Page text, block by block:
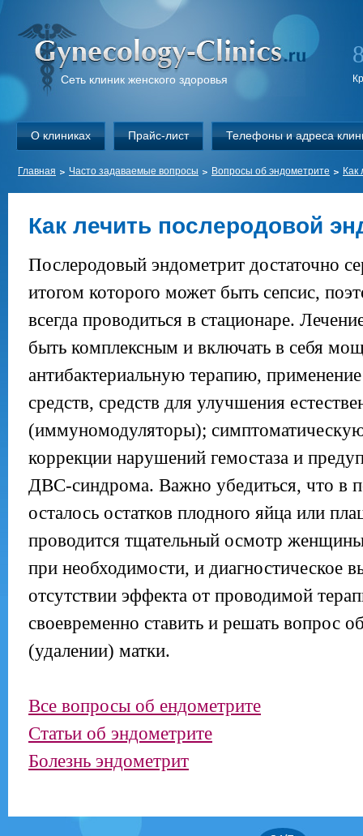
Сеть клиник женского здоровья
О клиниках Прайс-лист Телефоны и адреса
Главная Часто задаваемые вопросы Вопросы об эндометрите Как
Как лечить послеродовой
Послеродовый эндометрит достаточно
итогом которого может быть сепсис,
всегда проводиться в стационаре.
быть комплексным и включать в себя
антибактериальную терапию,
средств, средств для улучшения
(иммуномодуляторы);
коррекции нарушений гемостаза и
ДВС-синдрома. Важно убедиться, что в
осталось остатков плодного яйца или
проводится тщательный осмотр
при необходимости, и диагностическое
отсутствии эффекта от проводимой
своевременно ставить и решать вопрос
(удалении) матки.
Все вопросы об ендометрите
Статьи об эндометрите
Болезнь эндометрит